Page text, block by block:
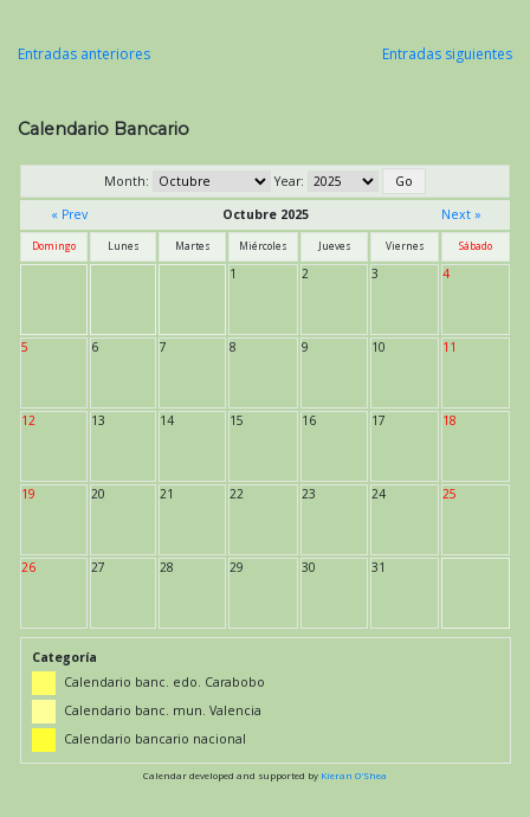
de
entradas
Entradas anteriores Entradas siguientes
Calendario Bancario
Month:
Year:
« Prev
Octubre 2025 Next »
Domingo Lunes Martes Miércoles Jueves Viernes Sábado
1 2 3 4
5 6 7 8 9 10 11
12 13 14 15 16 17 18
19 20 21 22 23 24 25
26 27 28 29 30 31
Categoría
Calendario banc. edo. Carabobo
Calendario banc. mun. Valencia
Calendario bancario nacional
Calendar developed and supported by Kieran O'Shea